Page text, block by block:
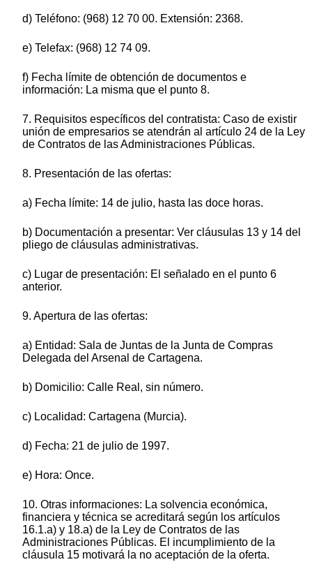
d) Teléfono: (968) 12 70 00. Extensión: 2368.
e) Telefax: (968) 12 74 09.
f) Fecha límite de obtención de documentos e
información: La misma que el punto 8.
7. Requisitos específicos del contratista: Caso de existir
unión de empresarios se atendrán al artículo 24 de la Ley
de Contratos de las Administraciones Públicas.
8. Presentación de las ofertas:
a) Fecha límite: 14 de julio, hasta las doce horas.
b) Documentación a presentar: Ver cláusulas 13 y 14 del
pliego de cláusulas administrativas.
c) Lugar de presentación: El señalado en el punto 6
anterior.
9. Apertura de las ofertas:
a) Entidad: Sala de Juntas de la Junta de Compras
Delegada del Arsenal de Cartagena.
b) Domicilio: Calle Real, sin número.
c) Localidad: Cartagena (Murcia).
d) Fecha: 21 de julio de 1997.
e) Hora: Once.
10. Otras informaciones: La solvencia económica,
financiera y técnica se acreditará según los artículos
16.1.a) y 18.a) de la Ley de Contratos de las
Administraciones Públicas. El incumplimiento de la
cláusula 15 motivará la no aceptación de la oferta.